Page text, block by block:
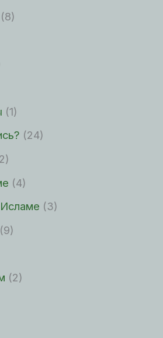
(8)
(1)
(24)
(4)
(3)
(9)
(2)